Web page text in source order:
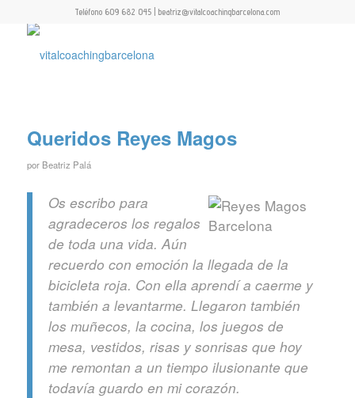
Teléfono 609 682 045 | beatriz@vitalcoachingbarcelona.com
Queridos Reyes Magos
por Beatriz Palá
Os escribo para
agradeceros los regalos
de toda una vida. Aún
recuerdo con emoción la llegada de la
bicicleta roja. Con ella aprendí a caerme y
también a levantarme. Llegaron también
los muñecos, la cocina, los juegos de
mesa, vestidos, risas y sonrisas que hoy
me remontan a un tiempo ilusionante que
todavía guardo en mi corazón.